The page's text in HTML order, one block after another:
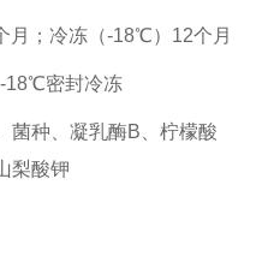
月；冷冻（-18℃）12个月
18℃密封冷冻
菌种、凝乳酶B、柠檬酸
梨酸钾